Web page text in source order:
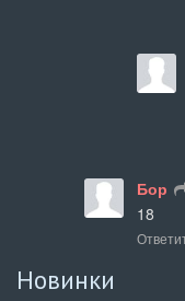
Бор
18
Новинки